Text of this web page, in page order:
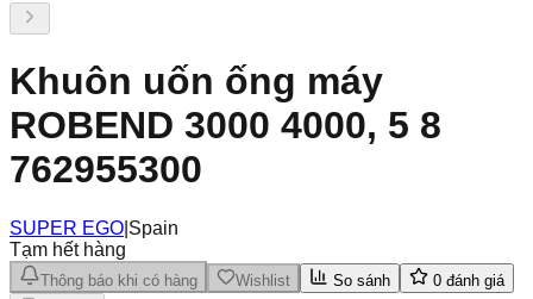
Khuôn uốn ống máy
ROBEND 3000 4000, 5 8
762955300
SUPER EGO Spain
Tạm hết hàng
Thông báo khi có hàng Wishlist So sánh 0 đánh giá